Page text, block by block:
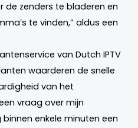
de zenders te bladeren en
te vinden,” aldus een
van Dutch IPTV
waarderen de snelle
van het
vraag over mijn
enkele minuten een